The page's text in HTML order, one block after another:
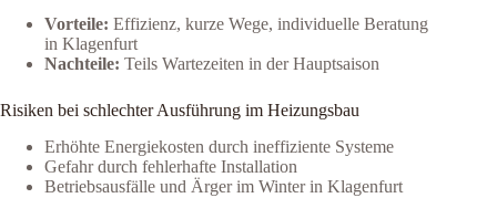
Vorteile: Effizienz, kurze Wege, individuelle Beratung
in Klagenfurt
Nachteile: Teils Wartezeiten in der Hauptsaison
Risiken bei schlechter Ausführung im Heizungsbau
Erhöhte Energiekosten durch ineffiziente Systeme
Gefahr durch fehlerhafte Installation
Betriebsausfälle und Ärger im Winter in Klagenfurt